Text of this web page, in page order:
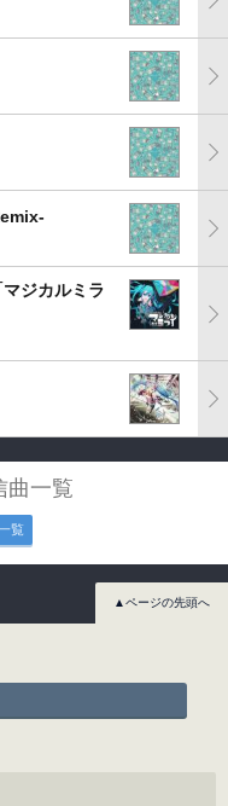
ジカルミラ
曲一覧
覧
▲ページの先頭へ